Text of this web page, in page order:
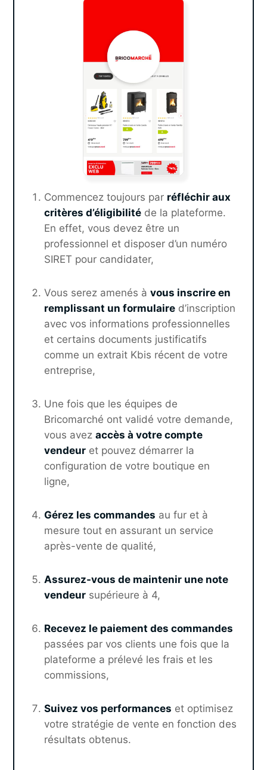
Commencez toujours par réfléchir aux
critères d’éligibilité de la plateforme.
En effet, vous devez être un
professionnel et disposer d’un numéro
SIRET pour candidater,
Vous serez amenés àvous inscrire en
remplissant un formulaire d’inscription
avec vos informations professionnelles
et certains documents justificatifs
comme un extrait Kbis récent de votre
entreprise,
Une fois que les équipes de
Bricomarché ont validé votre demande,
vous avezaccès à votre compte
vendeur et pouvez démarrer la
configuration de votre boutique en
ligne,
Gérez les commandes au fur et à
mesure tout en assurant un service
après-vente de qualité,
Assurez-vous de maintenir une note
vendeur supérieure à 4,
Recevez le paiement des commandes
passées par vos clients une fois que la
plateforme a prélevé les frais et les
commissions,
Suivez vos performances et optimisez
votre stratégie de vente en fonction des
résultats obtenus.